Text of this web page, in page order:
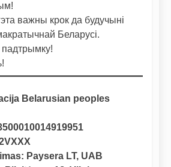
важны крок да будучыні
Беларусі.
Belarusian peoples
Paysera LT, UAB